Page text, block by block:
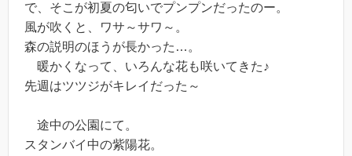
で、そこが初夏の匂いでプンプンだったのー。
風が吹くと、ワサ～サワ～。
森の説明のほうが長かった…。
暖かくなって、いろんな花も咲いてきた♪
先週はツツジがキレイだった～
途中の公園にて。
スタンバイ中の紫陽花。